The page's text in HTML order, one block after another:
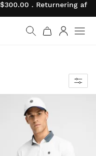
$300.00 . Returnering